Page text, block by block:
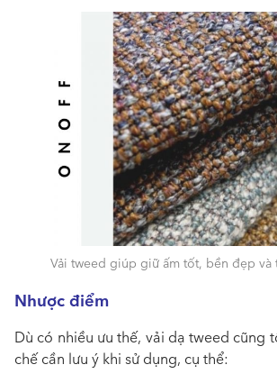
Vải tweed giúp giữ ấm tốt, bền đẹp và
Nhược điểm
Dù có nhiều ưu thế, vải dạ tweed cũng
chế cần lưu ý khi sử dụng, cụ thể: